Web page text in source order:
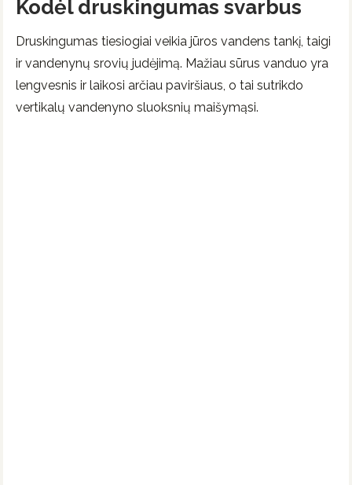
Kodėl druskingumas svarbus
Druskingumas tiesiogiai veikia jūros vandens tankį, taigi
ir vandenynų srovių judėjimą. Mažiau sūrus vanduo yra
lengvesnis ir laikosi arčiau paviršiaus, o tai sutrikdo
vertikalų vandenyno sluoksnių maišymąsi.